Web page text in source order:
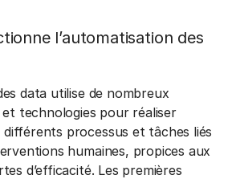
l’automatisation des
data utilise de nombreux
et technologies pour réaliser
processus et tâches liés
humaines, propices aux
d’efficacité. Les premières